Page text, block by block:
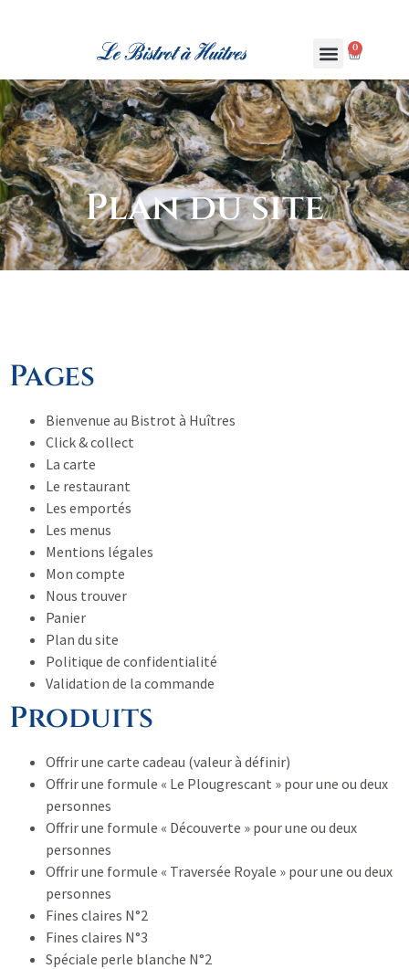
0
Plan du site
Pages
Bienvenue au Bistrot à Huîtres
Click & collect
La carte
Le restaurant
Les emportés
Les menus
Mentions légales
Mon compte
Nous trouver
Panier
Plan du site
Politique de confidentialité
Validation de la commande
Produits
Offrir une carte cadeau (valeur à définir)
Offrir une formule « Le Plougrescant » pour une ou deux
personnes
Offrir une formule « Découverte » pour une ou deux
personnes
Offrir une formule « Traversée Royale » pour une ou deux
personnes
Fines claires N°2
Fines claires N°3
Spéciale perle blanche N°2